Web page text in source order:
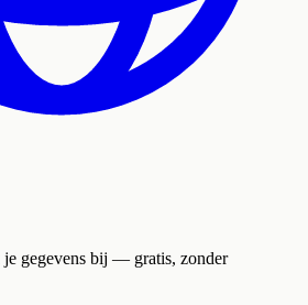
gegevens bij — gratis, zonder